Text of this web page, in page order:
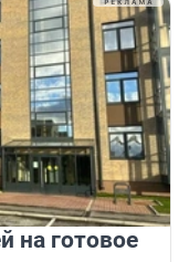
на готовое